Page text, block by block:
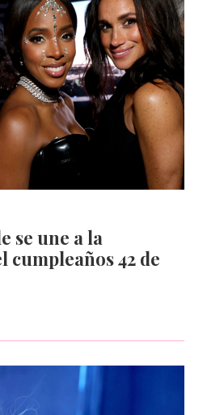
se une a la
cumpleaños 42 de